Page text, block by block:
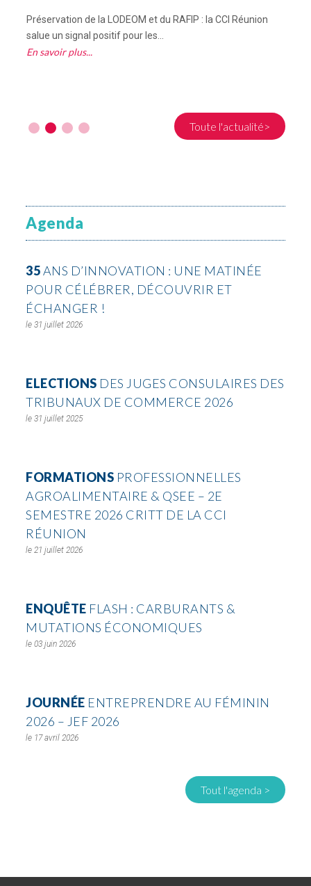
Préservation de la LODEOM et du RAFIP : la CCI Réunion
salue un signal positif pour les...
En savoir plus
Toute l'actualité>
Agenda
35ANS D’INNOVATION : UNE MATINÉE
POUR CÉLÉBRER, DÉCOUVRIR ET
ÉCHANGER !
31 juillet 2026
ELECTIONS DES JUGES CONSULAIRES DES
TRIBUNAUX DE COMMERCE 2026
31 juillet 2025
FORMATIONS PROFESSIONNELLES
AGROALIMENTAIRE & QSEE – 2E
SEMESTRE 2026 CRITT DE LA CCI
RÉUNION
21 juillet 2026
ENQUÊTE FLASH : CARBURANTS &
MUTATIONS ÉCONOMIQUES
03 juin 2026
JOURNÉE ENTREPRENDRE AU FÉMININ
2026 – JEF 2026
17 avril 2026
Tout l'agenda >